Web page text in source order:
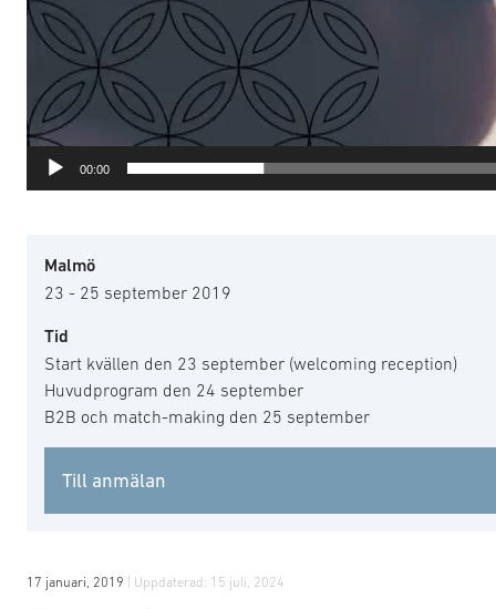
00:00
Malmö
23 - 25 september 2019
Tid
Start kvällen den 23 september (welcoming reception)
Huvudprogram den 24 september
B2B och match-making den 25 september
Till anmälan
17 januari, 2019 | Uppdaterad: 15 juli, 2024